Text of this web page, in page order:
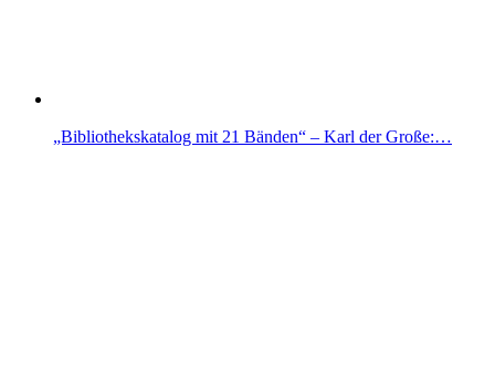
„Bibliothekskatalog mit 21 Bänden“ – Karl der Große:…